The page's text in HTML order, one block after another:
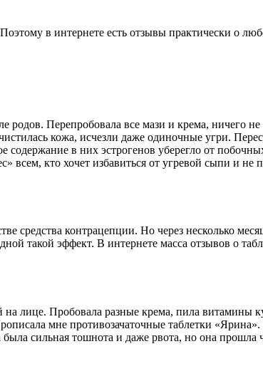
в интернете есть отзывы практически о
Перепробовала все мази и крема, ничего не
кожа, исчезли даже одиночные угри.
в них эстрогенов уберегло от
кто хочет избавиться от угревой сыпи и не
контрацепции. Но через несколько
такой эффект. В интернете масса отзывов о
лице. Пробовала разные крема, пила витамины
мне противозачаточные таблетки
сильная тошнота и даже рвота, но она прошла